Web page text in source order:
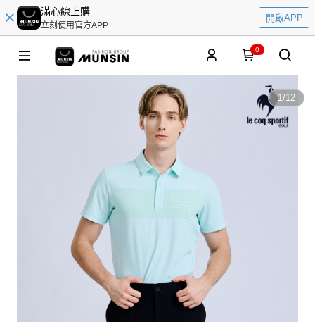
滿心線上購
立刻使用官方APP
開啟APP
0
1/12